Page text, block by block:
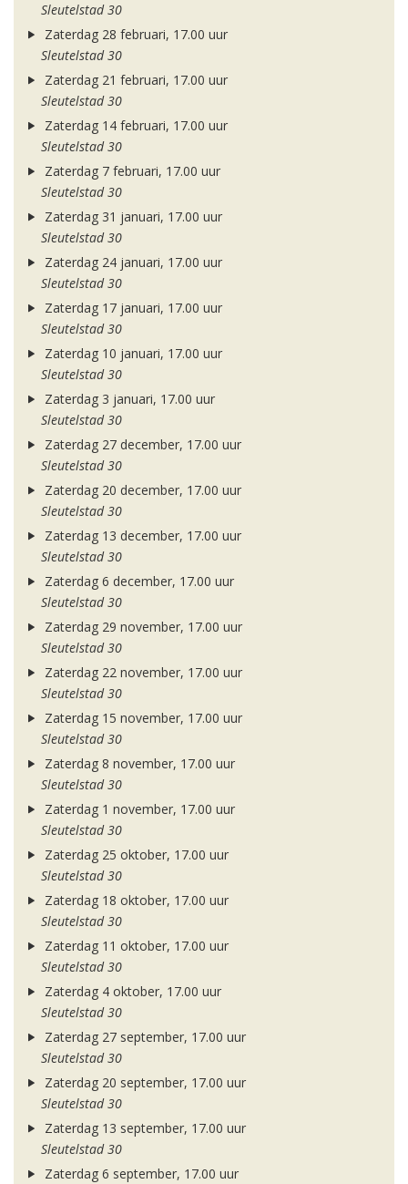
Sleutelstad 30
Zaterdag 28 februari, 17.00 uur
Sleutelstad 30
Zaterdag 21 februari, 17.00 uur
Sleutelstad 30
Zaterdag 14 februari, 17.00 uur
Sleutelstad 30
Zaterdag 7 februari, 17.00 uur
Sleutelstad 30
Zaterdag 31 januari, 17.00 uur
Sleutelstad 30
Zaterdag 24 januari, 17.00 uur
Sleutelstad 30
Zaterdag 17 januari, 17.00 uur
Sleutelstad 30
Zaterdag 10 januari, 17.00 uur
Sleutelstad 30
Zaterdag 3 januari, 17.00 uur
Sleutelstad 30
Zaterdag 27 december, 17.00 uur
Sleutelstad 30
Zaterdag 20 december, 17.00 uur
Sleutelstad 30
Zaterdag 13 december, 17.00 uur
Sleutelstad 30
Zaterdag 6 december, 17.00 uur
Sleutelstad 30
Zaterdag 29 november, 17.00 uur
Sleutelstad 30
Zaterdag 22 november, 17.00 uur
Sleutelstad 30
Zaterdag 15 november, 17.00 uur
Sleutelstad 30
Zaterdag 8 november, 17.00 uur
Sleutelstad 30
Zaterdag 1 november, 17.00 uur
Sleutelstad 30
Zaterdag 25 oktober, 17.00 uur
Sleutelstad 30
Zaterdag 18 oktober, 17.00 uur
Sleutelstad 30
Zaterdag 11 oktober, 17.00 uur
Sleutelstad 30
Zaterdag 4 oktober, 17.00 uur
Sleutelstad 30
Zaterdag 27 september, 17.00 uur
Sleutelstad 30
Zaterdag 20 september, 17.00 uur
Sleutelstad 30
Zaterdag 13 september, 17.00 uur
Sleutelstad 30
Zaterdag 6 september, 17.00 uur